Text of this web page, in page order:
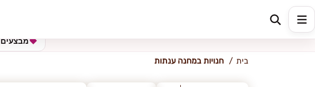
מחנה ענתות
מבצעים
בית חנויות במחנה ענתות